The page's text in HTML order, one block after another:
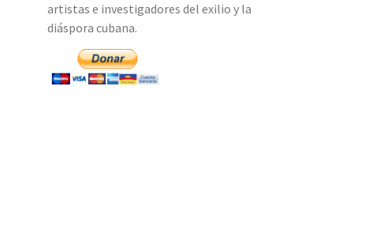
artistas e investigadores del exilio y la
diáspora cubana.